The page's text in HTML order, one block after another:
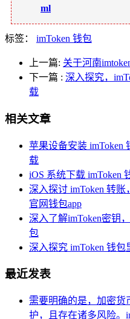
ml
标签： imToken 钱包
上一篇: 关于河南
下一篇 : 深入探究，
载
相关文章
苹果设备安装 imToken
载
iOS 系统下载 imToken
深入探讨 imToken 转
官网钱包app
深入了解imToken密钥
包
深入探究 imToken 钱
最近发表
需要明确的是，加密货
护，且存在诸多风险。